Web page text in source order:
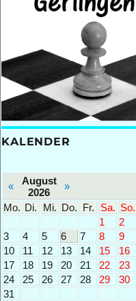
KALENDER
«
August
2026
»
Mo. Di. Mi. Do. Fr. Sa. So.
1
2
3
4 5 6 7 8
9
10
11 12 13 14 15
16
17
18 19 20 21 22
23
24
25 26 27 28 29
30
31